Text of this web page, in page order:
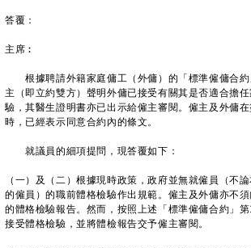
答覆：
主席︰
根據聘請外籍家庭傭工（外傭）的「標準僱傭合約
主（即立約雙方）聲明外傭已接受有關其是否適合擔
驗，其醫生證明書亦已出示給僱主審閱。僱主及外傭在
時，已經表示同意合約內的條文。
就議員的細項提問，現答覆如下：
（一）及（二）根據現時政策，政府並無就僱員（不
的僱員）的職前體格檢驗作出規範。僱主及外傭亦不
的體格檢驗報告。然而，按照上述「標準僱傭合約」
接受體格檢驗，並將體檢報告交予僱主審閱。